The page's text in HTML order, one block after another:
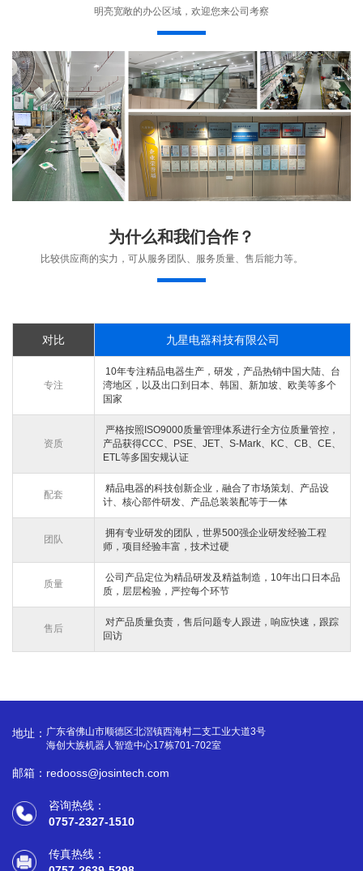
明亮宽敞的办公区域，欢迎您来公司考察
为什么和我们合作？
比较供应商的实力，可从服务团队、服务质量、售后能力等。
对比 九星电器科技有限公司
专注
10年专注精品电器生产，研发，产品热销中国大陆、台
湾地区，以及出口到日本、韩国、新加坡、欧美等多个
国家
资质
严格按照ISO9000质量管理体系进行全方位质量管控，
产品获得CCC、PSE、JET、S-Mark、KC、CB、CE、
ETL等多国安规认证
配套
精品电器的科技创新企业，融合了市场策划、产品设
计、核心部件研发、产品总装装配等于一体
团队
拥有专业研发的团队，世界500强企业研发经验工程
师，项目经验丰富，技术过硬
质量
公司产品定位为精品研发及精益制造，10年出口日本品
质，层层检验，严控每个环节
售后
对产品质量负责，售后问题专人跟进，响应快速，跟踪
回访
地址： 广东省佛山市顺德区北滘镇西海村二支工业大道3号
海创大族机器人智造中心17栋701-702室
邮箱：redooss@josintech.com
咨询热线：
0757-2327-1510
传真热线：